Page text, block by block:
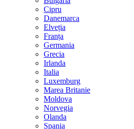
Cipru
Danemarca
Elveția
Franța
Germania
Grecia
Irlanda
Italia
Luxemburg
Marea Britanie
Moldova
Norvegia
Olanda
Spania